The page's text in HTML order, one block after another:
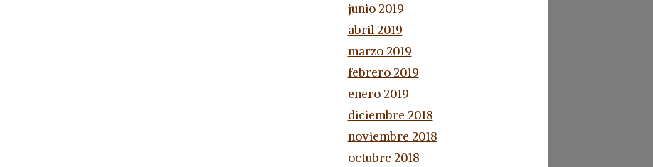
junio 2019
abril 2019
marzo 2019
febrero 2019
enero 2019
diciembre 2018
noviembre 2018
octubre 2018